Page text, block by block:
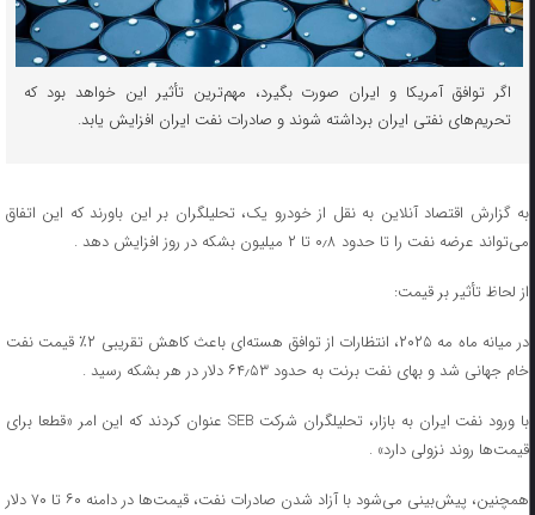
اگر توافق آمریکا و ایران صورت بگیرد، مهم‌ترین تأثیر این خواهد بود که
تحریم‌های نفتی ایران برداشته شوند و صادرات نفت ایران افزایش یابد.
به گزارش اقتصاد آنلاین به نقل از خودرو یک، تحلیلگران بر این باورند که این اتفاق
می‌تواند عرضه نفت را تا حدود ۰٫۸ تا ۲ میلیون بشکه در روز افزایش دهد .
از لحاظ تأثیر بر قیمت:
در میانه ماه مه‌ ۲۰۲۵، انتظارات از توافق هسته‌ای باعث کاهش تقریبی ۲٪ قیمت نفت
خام جهانی شد و بهای نفت برنت به حدود ۶۴٫۵۳ دلار در هر بشکه رسید .
با ورود نفت ایران به بازار، تحلیلگران شرکت SEB عنوان کردند که این امر «قطعا برای
قیمت‌ها روند نزولی دارد» .
همچنین، پیش‌بینی می‌شود با آزاد شدن صادرات نفت، قیمت‌ها در دامنه ۶۰ تا ۷۰ دلار